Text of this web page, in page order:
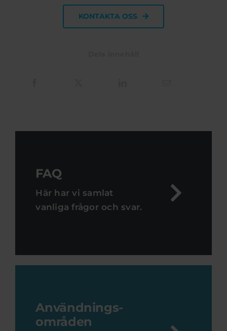
KONTAKTA OSS
FAQ
Här har vi samlat
vanliga frågor och svar.
Användnings-
områden